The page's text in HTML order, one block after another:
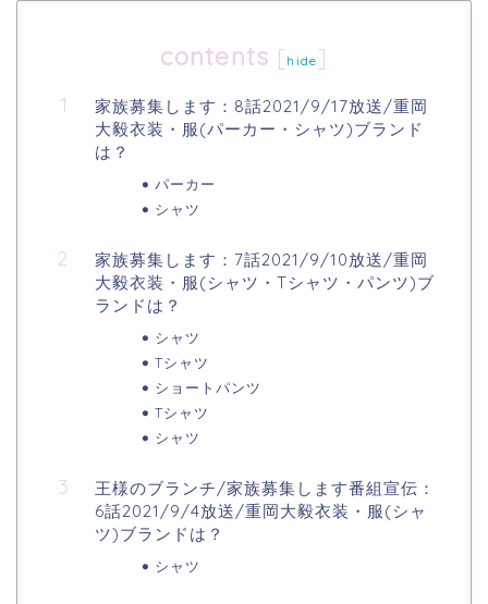
contents [ hide]
家族募集します：8話2021/9/17放送/重岡
大毅衣装・服(パーカー・シャツ)ブランド
は？
パーカー
シャツ
家族募集します：7話2021/9/10放送/重岡
大毅衣装・服(シャツ・Tシャツ・パンツ)ブ
ランドは？
シャツ
Tシャツ
ショートパンツ
Tシャツ
シャツ
王様のブランチ/家族募集します番組宣伝：
6話2021/9/4放送/重岡大毅衣装・服(シャ
ツ)ブランドは？
シャツ